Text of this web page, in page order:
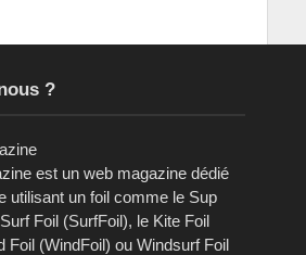
?
est un web magazine dédié
utilisant un foil comme le Sup
Foil (SurfFoil), le Kite Foil
Foil (WindFoil) ou Windsurf Foil